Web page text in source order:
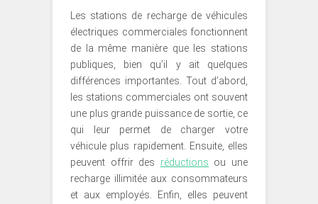
Les stations de recharge de véhicules
électriques commerciales fonctionnent
de la même manière que les stations
publiques, bien qu’il y ait quelques
différences importantes. Tout d’abord,
les stations commerciales ont souvent
une plus grande puissance de sortie, ce
qui leur permet de charger votre
véhicule plus rapidement. Ensuite, elles
peuvent offrir des réductions ou une
recharge illimitée aux consommateurs
et aux employés. Enfin, elles peuvent